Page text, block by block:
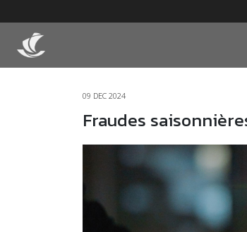
09 DEC 2024
Fraudes